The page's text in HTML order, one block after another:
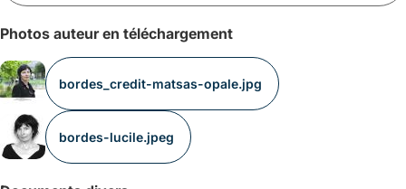
Photos auteur en téléchargement
bordes_credit-matsas-opale.jpg
bordes-lucile.jpeg